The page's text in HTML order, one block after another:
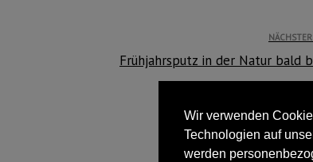
Wir verwenden
Technologien auf
werden
Frühjahrsputz in der Natur bald